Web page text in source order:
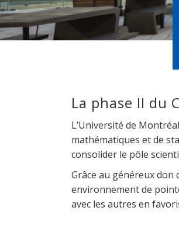
La phase II du
L’Université de
mathématiques et de
consolider le pôle
Grâce au généreux
environnement de
avec les autres en